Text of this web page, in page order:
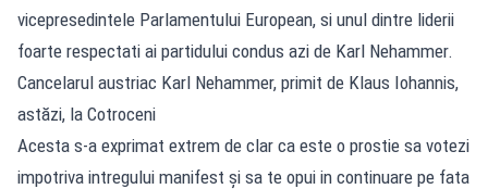
vicepresedintele Parlamentului European, si unul dintre liderii
foarte respectati ai partidului condus azi de Karl Nehammer.
Cancelarul austriac Karl Nehammer, primit de Klaus Iohannis,
astăzi, la Cotroceni
Acesta s-a exprimat extrem de clar ca este o prostie sa votezi
impotriva intregului manifest și sa te opui in continuare pe fata